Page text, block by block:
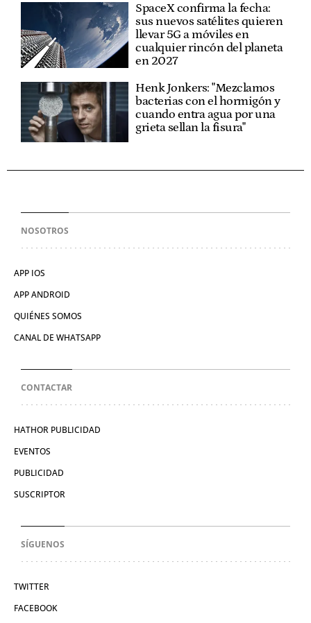
SpaceX confirma la fecha:
sus nuevos satélites quieren
llevar 5G a móviles en
cualquier rincón del planeta
en 2027
Henk Jonkers: "Mezclamos
bacterias con el hormigón y
cuando entra agua por una
grieta sellan la fisura"
NOSOTROS
APP IOS
APP ANDROID
QUIÉNES SOMOS
CANAL DE WHATSAPP
CONTACTAR
HATHOR PUBLICIDAD
EVENTOS
PUBLICIDAD
SUSCRIPTOR
SÍGUENOS
TWITTER
FACEBOOK